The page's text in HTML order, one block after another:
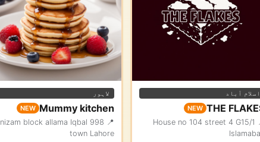
اسلام آباد
THE
NEW
📍 House no 104 street 4 G15/1
لاہور
Mummy kitchen
NEW
📍 998 nizam block allama Iqbal
town Lahore